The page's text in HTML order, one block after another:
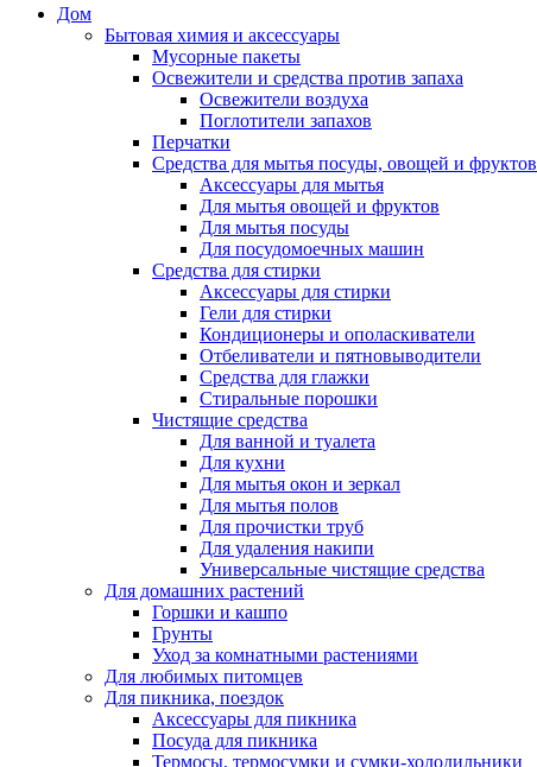
Дом
Бытовая химия и аксессуары
Мусорные пакеты
Освежители и средства против запаха
Освежители воздуха
Поглотители запахов
Перчатки
Средства для мытья посуды, овощей и фруктов
Аксессуары для мытья
Для мытья овощей и фруктов
Для мытья посуды
Для посудомоечных машин
Средства для стирки
Аксессуары для стирки
Гели для стирки
Кондиционеры и ополаскиватели
Отбеливатели и пятновыводители
Средства для глажки
Стиральные порошки
Чистящие средства
Для ванной и туалета
Для кухни
Для мытья окон и зеркал
Для мытья полов
Для прочистки труб
Для удаления накипи
Универсальные чистящие средства
Для домашних растений
Горшки и кашпо
Грунты
Уход за комнатными растениями
Для любимых питомцев
Для пикника, поездок
Аксессуары для пикника
Посуда для пикника
Термосы, термосумки и сумки-холодильники